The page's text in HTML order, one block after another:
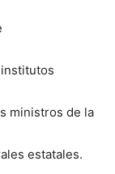
institutos
ministros de la
estatales.